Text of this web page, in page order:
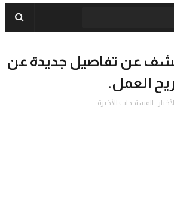
عن تفاصيل جديدة عن
العمل.
الأخبار , المستجدات الأخيرة